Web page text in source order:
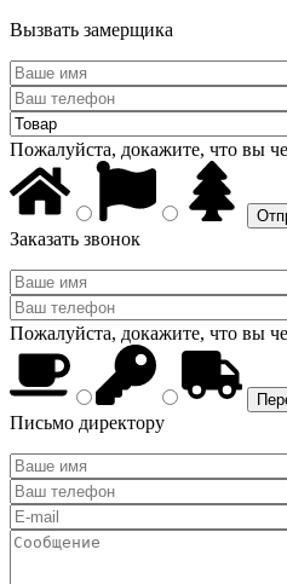
Вызвать замерщика
Пожалуйста, докажите, что вы
Заказать звонок
Пожалуйста, докажите, что вы
Письмо директору